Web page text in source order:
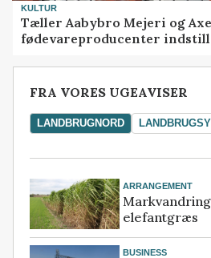
KULTUR
Tæller Aabybro Mejeri og
fødevareproducenter
FRA VORES UGEAVISER
LANDBRUGNORD
ARRANGEMENT
elefantgræs
BUSINESS